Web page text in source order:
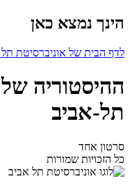
הינך נמצא כאן
לדף הבית של אוניברסיטת
ההיסטוריה
תל-אביב
סרטון אחד
כל הזכויות שמורות